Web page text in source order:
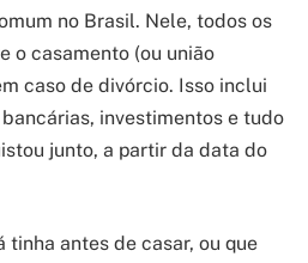
no Brasil. Nele, todos os
o casamento (ou união
caso de divórcio. Isso inclui
investimentos e tudo
junto, a partir da data do
tinha antes de casar, ou que